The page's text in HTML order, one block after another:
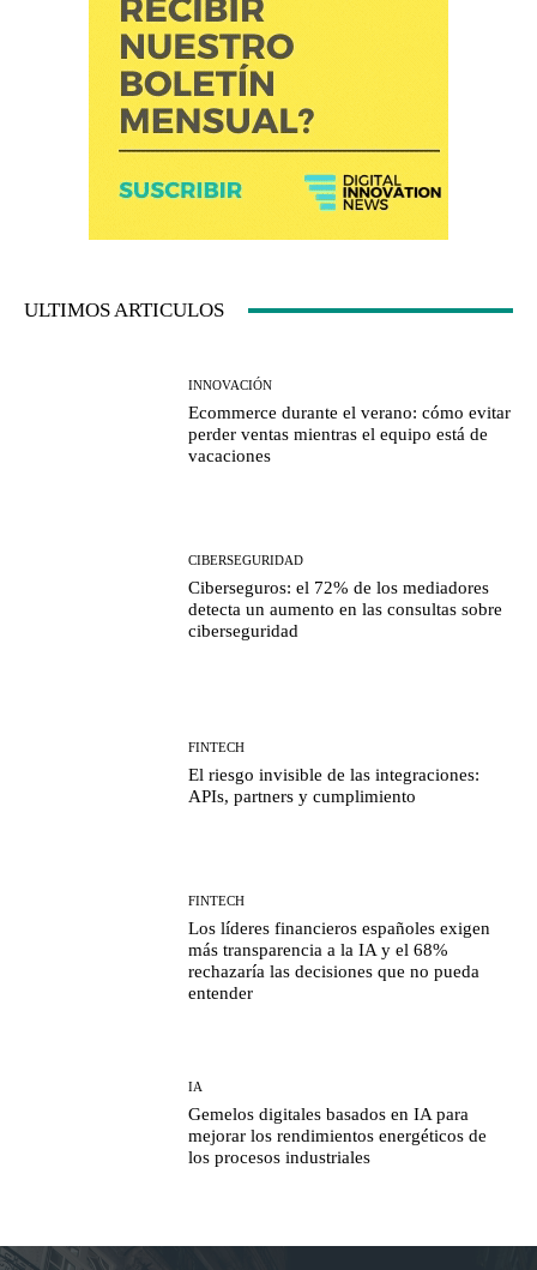
ULTIMOS ARTICULOS
INNOVACIÓN
Ecommerce durante el verano: cómo evitar
perder ventas mientras el equipo está de
vacaciones
CIBERSEGURIDAD
Ciberseguros: el 72% de los mediadores
detecta un aumento en las consultas sobre
ciberseguridad
FINTECH
El riesgo invisible de las integraciones:
APIs, partners y cumplimiento
FINTECH
Los líderes financieros españoles exigen
más transparencia a la IA y el 68%
rechazaría las decisiones que no pueda
entender
IA
Gemelos digitales basados en IA para
mejorar los rendimientos energéticos de
los procesos industriales